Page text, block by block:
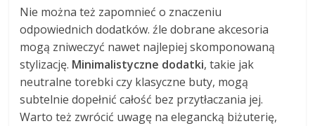
Nie można też zapomnieć o znaczeniu
odpowiednich dodatków. źle dobrane akcesoria
mogą zniweczyć nawet najlepiej skomponowaną
stylizację. Minimalistyczne dodatki, takie jak
neutralne torebki czy klasyczne buty, mogą
subtelnie dopełnić całość bez przytłaczania jej.
Warto też zwrócić uwagę na elegancką biżuterię,